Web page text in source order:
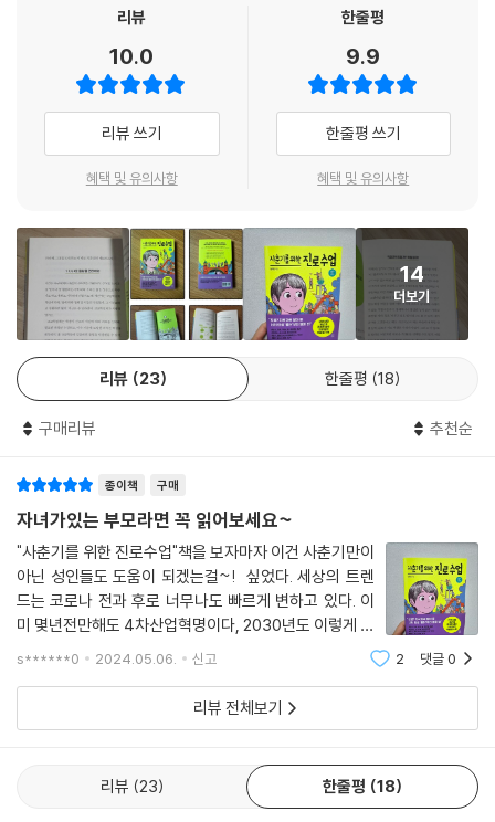
우리가 투자해야 하는 것은 시간
To-do list로 자존감 올리기
15장 막막할 때 길을 밝히는 멘토와 롤 모델
곁눈질은 그만, 성장의 목표는 내가 정하는 거야
어두울 때 빛나는 등대 같은 롤 모델
완벽한 준비보다 서툴지만 시작하기
에필로그 우리는 정답 없는 미지의 세계로 나아가는 중
로 상담을 진행하며 청소년들이 진로에서 뭘 가장 고민하는지 가까이서 지
하고, 나만의 가치관을 만드는 과정, 방법들을 소개한다.
《사춘기를 위한 진로 수업》은 진로라는 말만 들으면 ‘이생망(이번 생은 망
했어요)’을 외치는 학생들에게 아직 좌절할 때가 아니라고 말한다. 오히려
불안하고 답답하다는 것 자체가 진로를 고민하기 시작했다는 뜻이다. 권희
한다. 이는 저자가 학생들과 진로에 대해 소통하며 알게 된 것이기도 하다.
진로 발견을 위해 ‘한 학기 한 권 진로 도서’ 읽기 수업을 진행하며 저자가
쌓아온 노하우를 하나씩 따라가다 보면 미래 사회를 그리고, 좋아하는 일
과 잘하는 일이 무엇인지 생각하며 자신을 이해할 수 있다. 자녀나 학생의
진로 때문에 고민 많은 성인들도 이 책을 통해 진로 이전에 나 자신을 이해
할 수 있는 치트키를 얻을 수 있다.
어디부터 시작해야 할지 감도 안 잡히는 우리들에게 필요한
사서 교사이자 학생들과 진로 상담을 오랫동안 진행해온 저자 권희린은 많
은 학생들이 ‘진로’라는 말 앞에서 좌절 먼저 한다는 걸 알게 된다. 저자는
고등학교에서 학생들과 이야기를 나누며 진로를 도대체 왜 찾아야 하고,
그 이유를 알기 위해 어떤 방법이 필요한지 알려주는 책은 없었다는 걸 알
게 된다.
진로는 여러 가지 의미로 해석되지만 나의 미래를 어떻게 설계할지에 관한
필요한 나만의 역량을 발굴하는 법과 이 세상에 온전히 ‘나’로 존재할 수 있
는 힘이 모두 포함된 개념이다. 결국 진로 안에는 자기 이해, 직업 탐색, 미
하면 시작하기 어렵다.
리뷰
10.0
리뷰 쓰기
혜택 및 유의사항
한줄평
9.9
한줄평 쓰기
혜택 및 유의사항
14
더보기
리뷰 23 한줄평 18
구매리뷰 추천순
종이책 구매
자녀가있는 부모라면 꼭 읽어보세요~
"사춘기를 위한 진로수업"책을 보자마자 이건 사춘기만이
아닌 성인들도 도움이 되겠는걸~! 싶었다. 세상의 트렌
드는 코로나 전과 후로 너무나도 빠르게 변하고 있다. 이
미 몇년전만해도 4차산업혁명이다, 2030년도 이렇게 변
할것이다 했던것들이 코로나 이후로 확 당겨졌다고 하니..
하는 정보와 트렌드 속에서 우리 아이들의 교
s******0 2024.05.06. 신고 2 댓글0
리뷰 전체보기
리뷰 23 한줄평 18